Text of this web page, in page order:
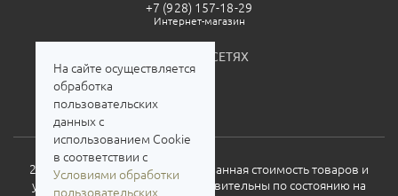
+7 (928) 157-18-29
Интернет-магазин
МЫ В СОЦСЕТЯХ
2026. Все права защищены. Указанная стоимость товаров и
условия их приобретения действительны по состоянию на
На сайте осуществляется
обработка
пользовательских
данных с
использованием Cookie
в соответствии с
Условиями обработки
пользовательских